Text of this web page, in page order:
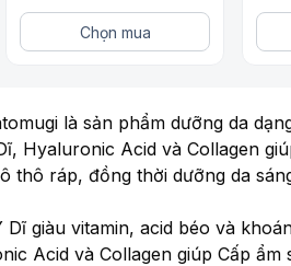
Chọn mua
là sản phẩm dưỡng da
Hyaluronic Acid và Collagen
thô ráp, đồng thời dưỡng da
Dĩ giàu vitamin, acid béo và
Acid và Collagen giúp Cấp